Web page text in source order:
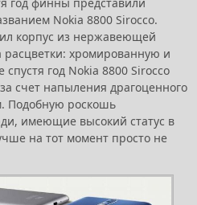
Nokia 8800 Sirocco.
корпус из нержавеющей
расцветки: хромированную и
год Nokia 8800 Sirocco
счет напыления драгоценного
Подобную роскошь
имеющие высокий статус в
на тот момент просто не